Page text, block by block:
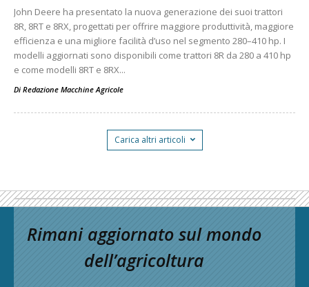
John Deere ha presentato la nuova generazione dei suoi trattori
8R, 8RT e 8RX, progettati per offrire maggiore produttività, maggiore
efficienza e una migliore facilità d’uso nel segmento 280–410 hp. I
modelli aggiornati sono disponibili come trattori 8R da 280 a 410 hp
e come modelli 8RT e 8RX...
Di Redazione Macchine Agricole
Carica altri articoli
Rimani aggiornato sul mondo
dell’agricoltura